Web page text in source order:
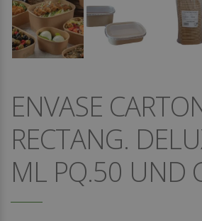
ENVASE
RECTANG.
ML PQ.50 UND